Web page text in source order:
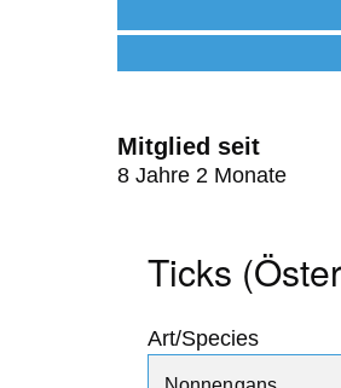
Mitglied seit
8 Jahre 2 Monate
Ticks
Art/Species